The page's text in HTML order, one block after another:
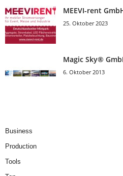
MEEVI-rent
25. Oktober 2023
Magic Sky®
6. Oktober 2013
Business
Production
Tools